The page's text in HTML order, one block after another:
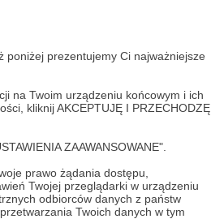
poniżej prezentujemy Ci najważniejsze
na Twoim urządzeniu końcowym i ich
kliknij AKCEPTUJĘ I PRZECHODZĘ
ZAAWANSOWANE".
prawo żądania dostępu,
Twojej przeglądarki w urządzeniu
odbiorców danych z państw
Twoich danych w tym